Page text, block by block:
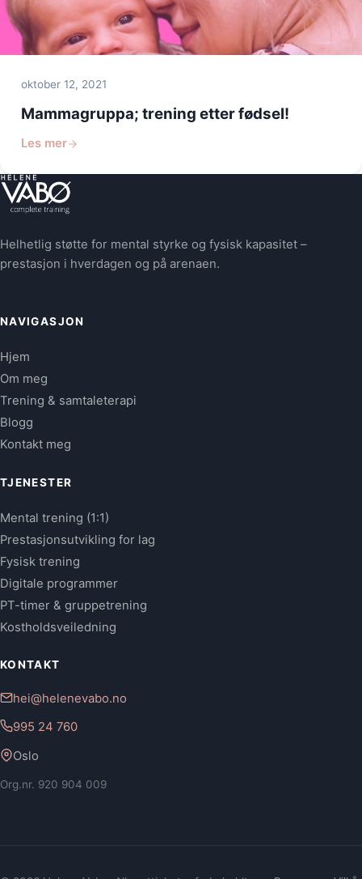
oktober 12, 2021
Mammagruppa; trening etter fødsel!
Les mer
Helhetlig støtte for mental styrke og fysisk kapasitet –
prestasjon i hverdagen og på arenaen.
NAVIGASJON
Hjem
Om meg
Trening & samtaleterapi
Blogg
Kontakt meg
TJENESTER
Mental trening (1:1)
Prestasjonsutvikling for lag
Fysisk trening
Digitale programmer
PT-timer & gruppetrening
Kostholdsveiledning
KONTAKT
hei@helenevabo.no
995 24 760
Oslo
Org.nr. 920 904 009